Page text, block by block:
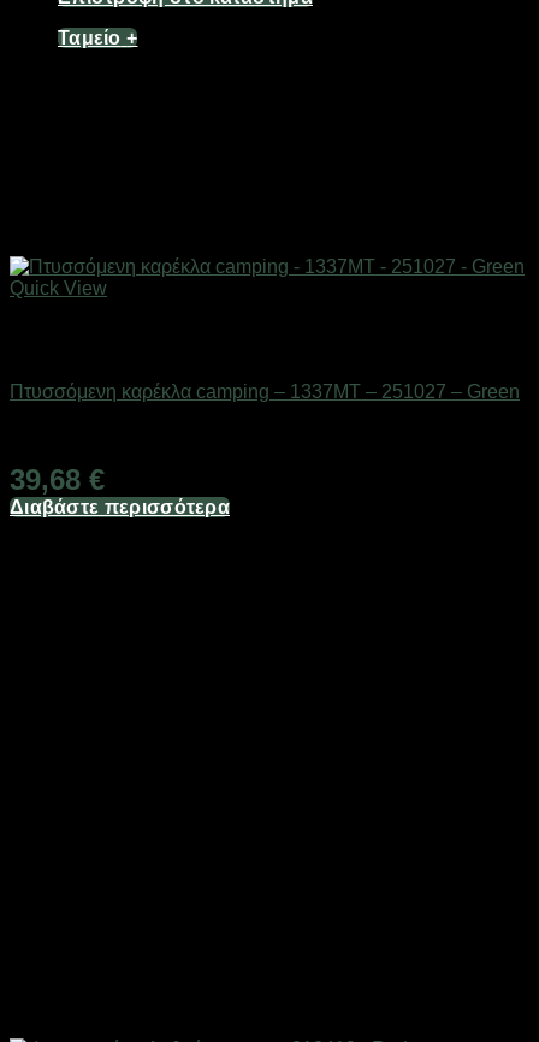
Ταμείο +
Quick View
Πτυσσόμενη καρέκλα camping – 1337MT – 251027 – Green
39,68 €
Διαβάστε περισσότερα